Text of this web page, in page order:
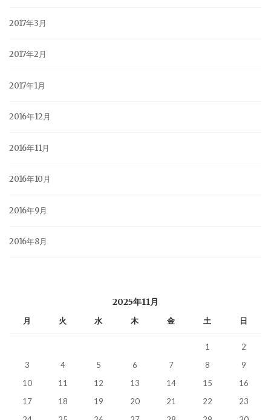
2017年3月
2017年2月
2017年1月
2016年12月
2016年11月
2016年10月
2016年9月
2016年8月
2025年11月
月 火 水 木 金 土 日
1
2
3
4 5 6 7 8
9
10
11 12 13 14 15
16
17
18 19 20 21 22
23